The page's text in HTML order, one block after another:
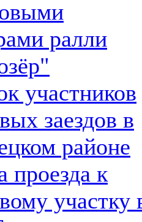
ралли
участников
заездов в
районе
проезда к
участку